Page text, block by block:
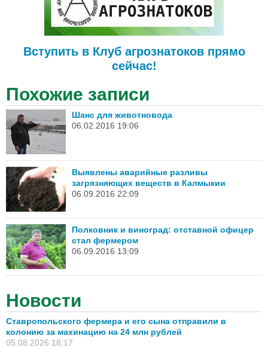
Вступить в Клуб агрознатоков прямо
сейчас!
Похожие записи
Шанс для животновода
06.02.2016 19:06
Выявлены аварийные разливы
загрязняющих веществ в Калмыкии
06.09.2016 22:09
Полковник и виноград: отставной офицер
стал фермером
06.09.2016 13:09
Новости
Ставропольского фермера и его сына отправили в
колонию за махинацию на 24 млн рублей
05.08.2026 18:17